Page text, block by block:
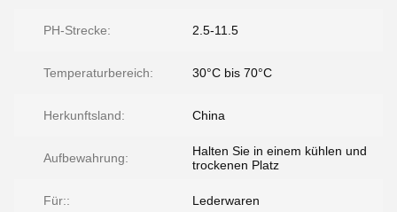
PH-Strecke: 2.5-11.5
Temperaturbereich: 30°C bis 70°C
Herkunftsland: China
Aufbewahrung:
Halten Sie in einem kühlen und
trockenen Platz
Für:: Lederwaren